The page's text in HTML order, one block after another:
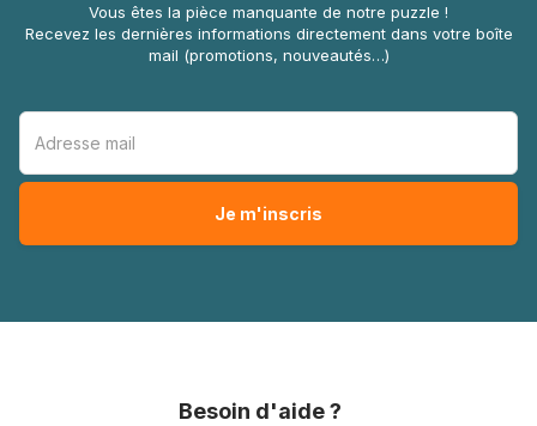
Vous êtes la pièce manquante de notre puzzle !
Recevez les dernières informations directement dans votre boîte
mail (promotions, nouveautés…)
Besoin d'aide ?